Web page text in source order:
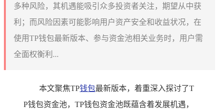
多种风险，其机遇能吸引众多投资者关注，期望从中获
利；而风险因素可能影响用户资产安全和收益状况，在
使用TP钱包最新版本、参与资金池相关业务时，用户需
全面权衡利...
本文聚焦TP钱包最新版本，着重深入探讨了T
P钱包资金池，TP钱包资金池既蕴含着发展机遇，